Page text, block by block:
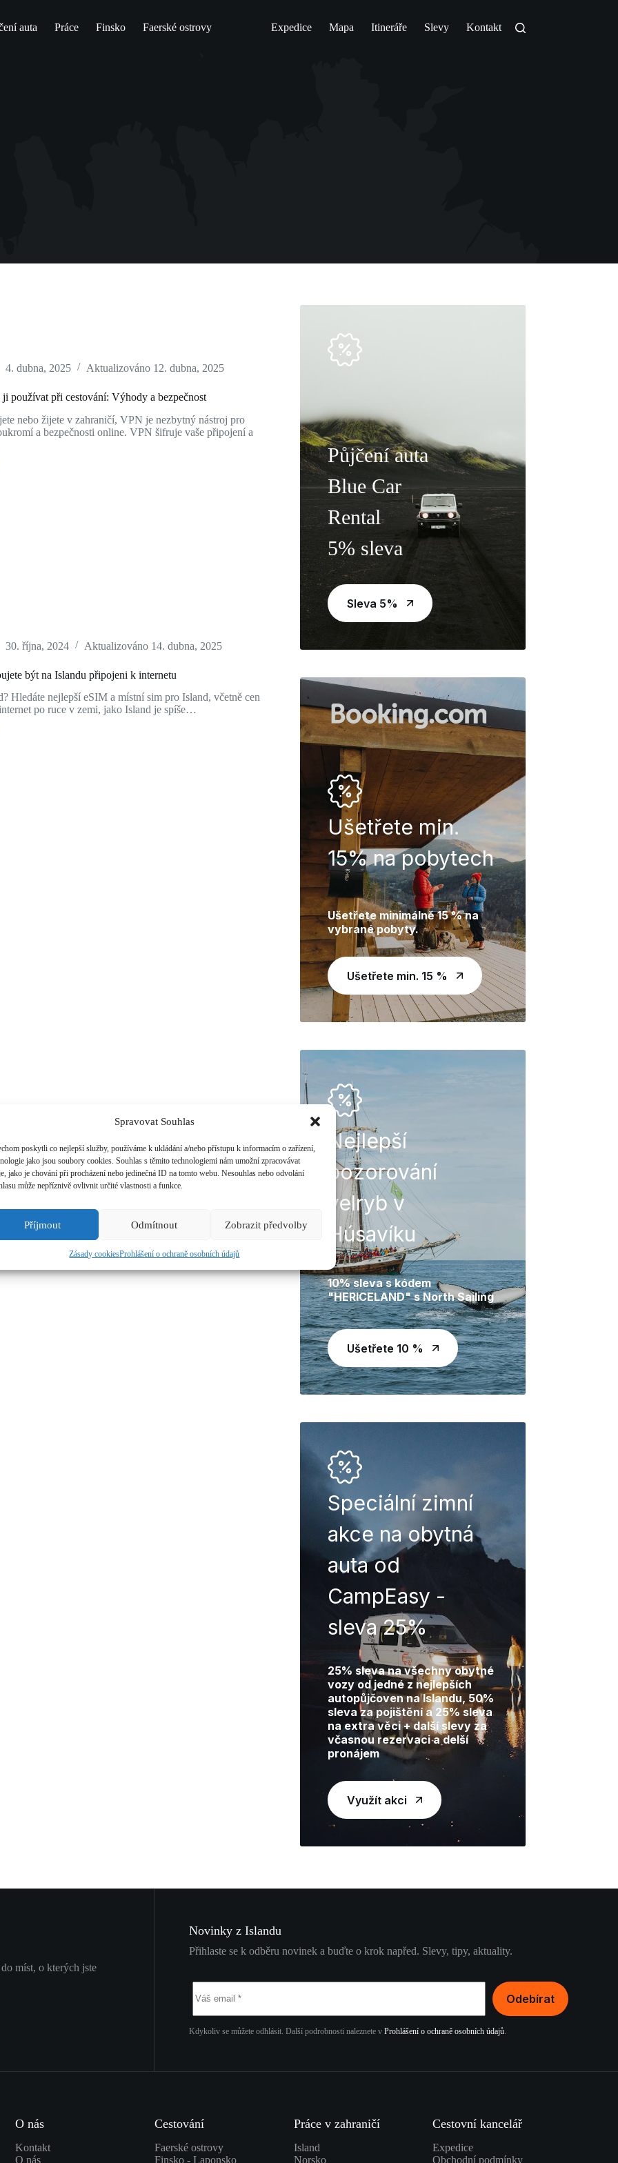
Spravovat Souhlas
poskytli co nejlepší služby, používáme k ukládání a/nebo přístupu k informacím o zařízení,
jako jsou soubory cookies. Souhlas s těmito technologiemi nám umožní zpracovávat
jako je chování při procházení nebo jedinečná ID na tomto webu. Nesouhlas nebo odvolání
může nepříznivě ovlivnit určité vlastnosti a funkce.
Příjmout Odmítnout Zobrazit předvolby
Zásady cookiesProhlášení o ochraně osobních údajů
auta Práce Finsko Faerské ostrovy Expedice Mapa Itineráře Slevy Kontakt
4. dubna, 2025 Aktualizováno 12. dubna, 2025
používat při cestování: Výhody a bezpečnost
nebo žijete v zahraničí, VPN je nezbytný nástroj pro
a bezpečnosti online. VPN šifruje vaše připojení a
30. října, 2024 Aktualizováno 14. dubna, 2025
být na Islandu připojeni k internetu
Hledáte nejlepší eSIM a místní sim pro Island, včetně cen
po ruce v zemi, jako Island je spíše…
Půjčení auta
Blue Car
Rental
5% sleva
Sleva 5%
Ušetřete min.
15% na pobytech
Ušetřete minimálně 15 %na
vybrané pobyty.
Ušetřete min. 15 %
Nejlepší
pozorování
velryb v
Húsavíku
10% sleva s kódem
"HERICELAND" s North Sailing
Ušetřete 10 %
Speciální zimní
akce na obytná
auta od
CampEasy -
sleva 25%
25% sleva na všechny obytné
vozy od jedné z nejlepších
autopůjčoven na Islandu, 50%
sleva za pojištění a 25% sleva
na extra věci + další slevy za
včasnou rezervaci a delší
pronájem
Využít akci
míst, o kterých jste
Novinky z Islandu
Přihlaste se k odběru novinek a buďte o krok napřed. Slevy, tipy, aktuality.
Odebírat
Kdykoliv se můžete odhlásit. Další podrobnosti naleznete v Prohlášení o ochraně osobních údajů
O nás
Kontakt
O nás
Cestování
Faerské ostrovy
Finsko - Laponsko
Práce v zahraničí
Island
Norsko
Cestovní kancelář
Expedice
Obchodní podmínky